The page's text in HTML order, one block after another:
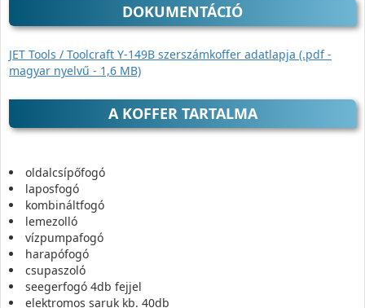
DOKUMENTÁCIÓ
JET Tools / Toolcraft Y-149B szerszámkoffer adatlapja (.pdf -
magyar nyelvű - 1,6 MB)
A KOFFER TARTALMA
oldalcsípőfogó
laposfogó
kombináltfogó
lemezolló
vízpumpafogó
harapófogó
csupaszoló
seegerfogó 4db fejjel
elektromos saruk kb. 40db